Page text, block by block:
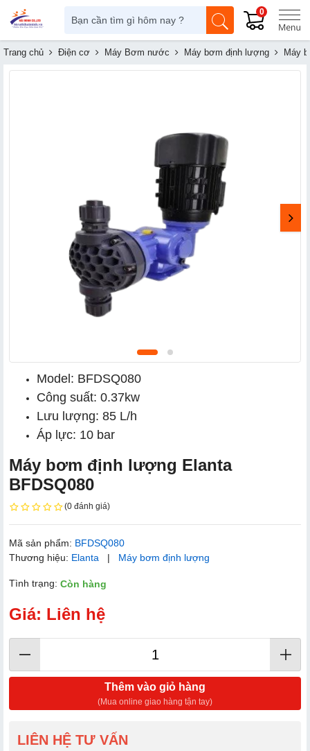
0
Trang chủ Điện cơ Máy Bơm nước Máy bơm định lượng Máy
Model: BFDSQ080
Công suất: 0.37kw
Lưu lượng: 85 L/h
Áp lực: 10 bar
Máy bơm định lượng Elanta
BFDSQ080
(0 đánh giá)
Mã sản phẩm: BFDSQ080
Thương hiệu: Elanta | Máy bơm định lượng
Tình trạng: Còn hàng
Giá: Liên hệ
Thêm vào giỏ hàng
(Mua online giao hàng tận tay)
LIÊN HỆ TƯ VẤN